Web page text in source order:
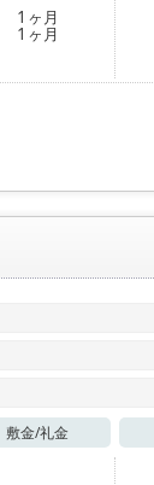
1 ヶ月
1 ヶ月
敷金/礼金